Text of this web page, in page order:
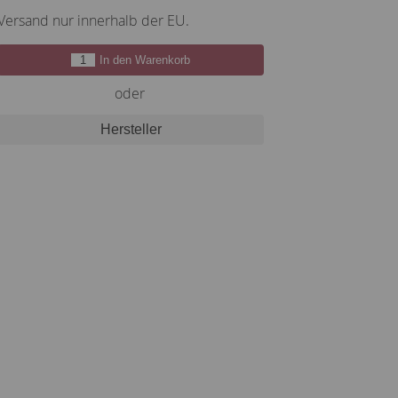
nur innerhalb der EU.
In den Warenkorb
oder
Hersteller